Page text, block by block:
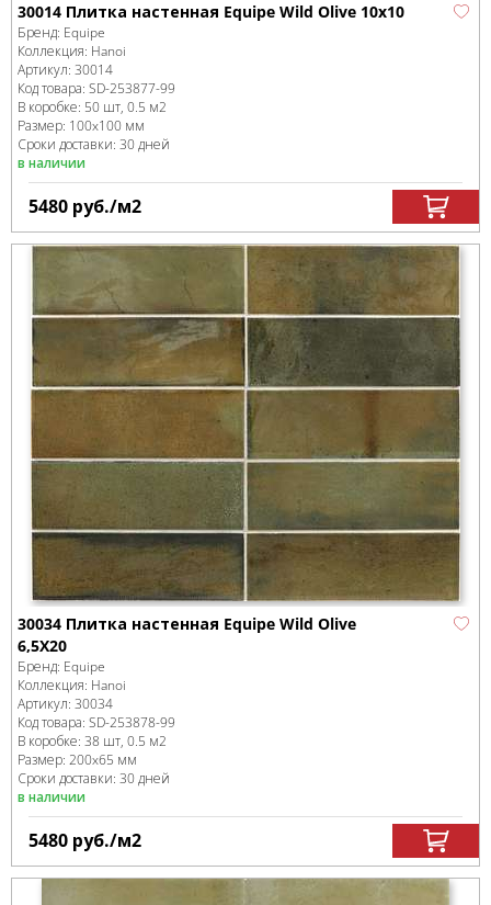
30014 Плитка настенная Equipe Wild Olive 10х10
Бренд: Equipe
Коллекция: Hanoi
Артикул: 30014
Код товара: SD-253877-99
В коробке: 50 шт, 0.5 м2
Размер: 100x100 мм
Сроки доставки: 30 дней
в наличии
5480 руб./м2
30034 Плитка настенная Equipe Wild Olive
6,5X20
Бренд: Equipe
Коллекция: Hanoi
Артикул: 30034
Код товара: SD-253878-99
В коробке: 38 шт, 0.5 м2
Размер: 200x65 мм
Сроки доставки: 30 дней
в наличии
5480 руб./м2